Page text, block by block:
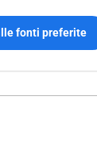
fonti preferite